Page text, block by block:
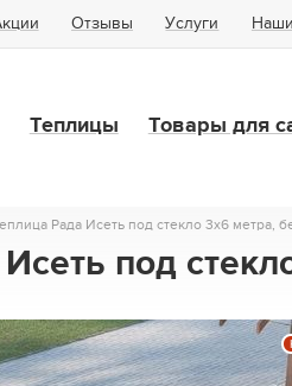
Отзывы Услуги
Теплицы Товары для
Рада Исеть под стекло 3х6 метра,
под